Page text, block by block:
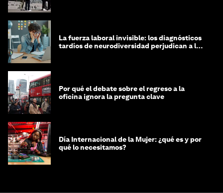
La fuerza laboral invisible: los diagnósticos
tardíos de neurodiversidad perjudican a las
Por qué el debate sobre el regreso a la
oficina ignora la pregunta clave
Día Internacional de la Mujer: ¿qué es y por
qué lo necesitamos?